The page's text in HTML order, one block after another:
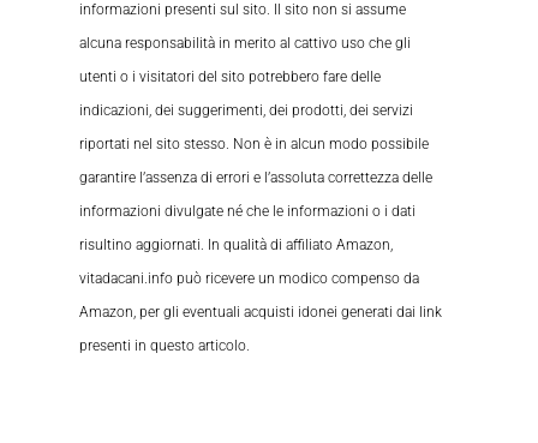
informazioni presenti sul sito. Il sito non si assume
alcuna responsabilità in merito al cattivo uso che gli
utenti o i visitatori del sito potrebbero fare delle
indicazioni, dei suggerimenti, dei prodotti, dei servizi
riportati nel sito stesso. Non è in alcun modo possibile
garantire l’assenza di errori e l’assoluta correttezza delle
informazioni divulgate né che le informazioni o i dati
risultino aggiornati. In qualità di affiliato Amazon,
vitadacani.info può ricevere un modico compenso da
Amazon, per gli eventuali acquisti idonei generati dai link
presenti in questo articolo.